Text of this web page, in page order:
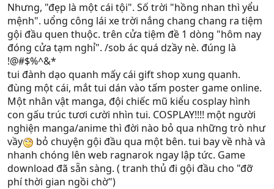
Nhưng, "đẹp là một cái tội". Số trời "hồng nhan thì yểu
mệnh". uổng công lái xe trời nắng chang chang ra tiệm
gội đầu quen thuộc. trên cửa tiệm đề 1 dòng "hôm nay
đóng cửa tạm nghỉ". /sob ác quá dzầy nè. đúng là
!@#$%^&*
tui đành dạo quanh mấy cái gift shop xung quanh.
đùng một cái, mắt tui dán vào tấm poster game online.
Một nhân vật manga, đội chiếc mũ kiểu cosplay hình
con gấu trúc tươi cười nhìn tui. COSPLAY!!!! một người
nghiện manga/anime thì đời nào bỏ qua những trò như
vầy
bỏ chuyện gội đầu qua một bên. tui bay về nhà và
nhanh chóng lên web ragnarok ngay lập tức. Game
download đã sẵn sàng. ( tranh thủ đi gội đầu cho "đỡ
phí thời gian ngồi chờ")